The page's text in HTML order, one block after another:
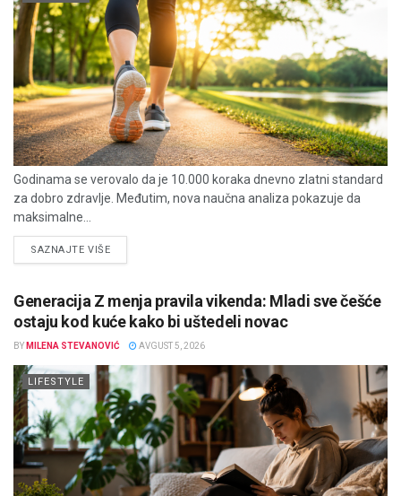
Godinama se verovalo da je 10.000 koraka dnevno zlatni standard
za dobro zdravlje. Međutim, nova naučna analiza pokazuje da
maksimalne...
SAZNAJTE VIŠEDETAILS
Generacija Z menja pravila vikenda: Mladi sve češće
ostaju kod kuće kako bi uštedeli novac
BY MILENA STEVANOVIĆ AVGUST 5, 2026
LIFESTYLE